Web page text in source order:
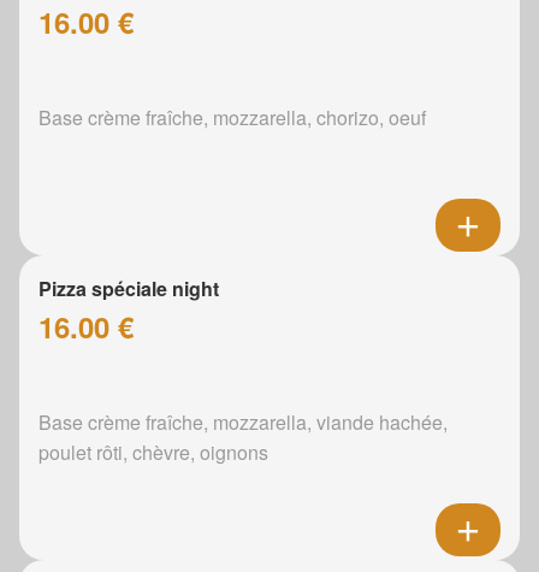
16.00 €
Base crème fraîche, mozzarella, chorizo, oeuf
Pizza spéciale night
16.00 €
Base crème fraîche, mozzarella, viande hachée,
poulet rôti, chèvre, oignons